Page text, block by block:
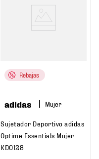
Rebajas
adidas Mujer
Sujetador Deportivo adidas
Optime Essentials Mujer
KD0128